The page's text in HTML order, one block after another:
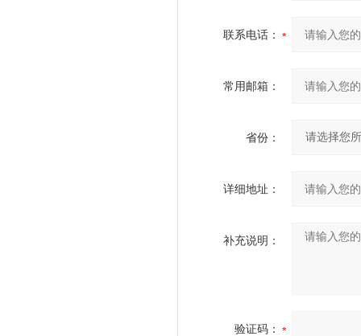
联系电话：
常用邮箱：
省份：
详细地址：
补充说明：
验证码：